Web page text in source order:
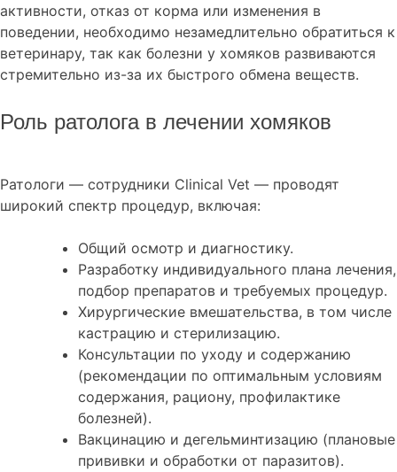
активности, отказ от корма или изменения в
поведении, необходимо незамедлительно обратиться к
ветеринару, так как болезни у хомяков развиваются
стремительно из-за их быстрого обмена веществ.
Роль ратолога в лечении хомяков
Ратологи — сотрудники Clinical Vet — проводят
широкий спектр процедур, включая:
Общий осмотр и диагностику.
Разработку индивидуального плана лечения,
подбор препаратов и требуемых процедур.
Хирургические вмешательства, в том числе
кастрацию и стерилизацию.
Консультации по уходу и содержанию
(рекомендации по оптимальным условиям
содержания, рациону, профилактике
болезней).
Вакцинацию и дегельминтизацию (плановые
прививки и обработки от паразитов).